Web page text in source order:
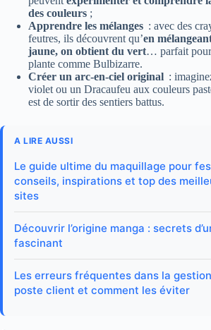
des couleurs ;
Apprendre les mélanges : avec des
feutres, ils découvrent qu’en
jaune, on obtient du vert… parfait
plante comme Bulbizarre.
Créer un arc-en-ciel original :
violet ou un Dracaufeu aux couleurs
est de sortir des sentiers battus.
A LIRE AUSSI
Le guide ultime du maquillage pour
conseils, inspirations et top des
sites
Découvrir l’origine manga : secrets
fascinant
Les erreurs fréquentes dans la
poste client et comment les éviter